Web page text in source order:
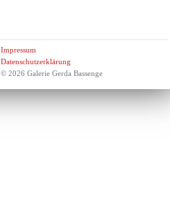
Impressum
Datenschutzerklärung
© 2026 Galerie Gerda Bassenge